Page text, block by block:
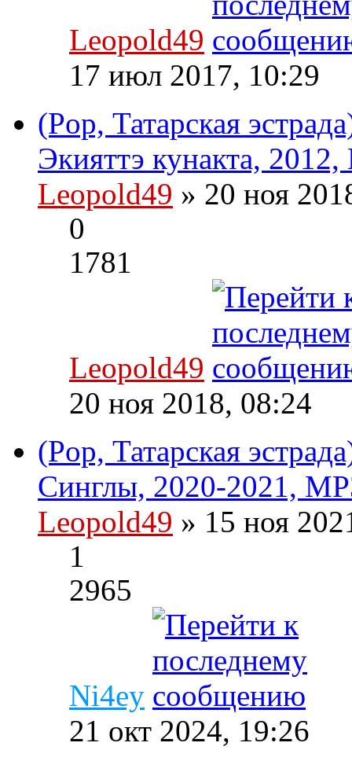
Leopold49
17 июл 2017, 10:29
(Pop, Татарская
Экияттэ кунакта,
Leopold49 » 20 ноя
0
1781
Leopold49
20 ноя 2018, 08:24
(Pop, Татарская
Синглы, 2020-2021,
Leopold49 » 15 ноя
1
2965
Ni4ey
21 окт 2024, 19:26